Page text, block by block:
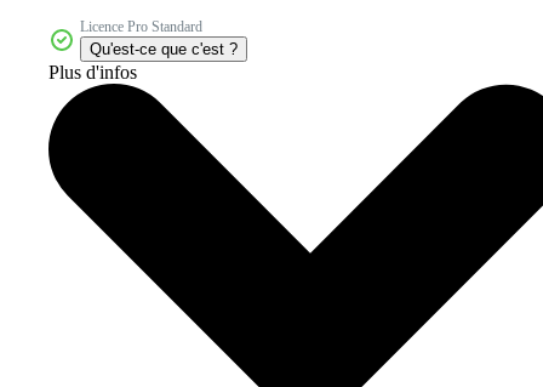
Licence Pro Standard
Qu'est-ce que c'est ?
Plus d'infos